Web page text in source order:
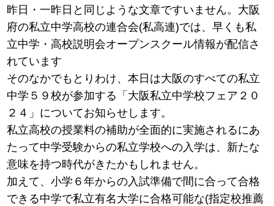
昨日・一昨日と同じような文章ですいません。大阪
府の私立中学高校の連合会(私高連)では、早くも私
立中学・高校説明会オープンスクール情報が配信さ
れています
そのなかでもとりわけ、本日は大阪のすべての私立
中学５９校が参加する「大阪私立中学校フェア２０
２４」についてお知らせします。
私立高校の授業料の補助が全面的に実施されるにあ
たって中学受験からの私立学校への入学は、新たな
意味を持つ時代がきたかもしれません。
加えて、小学６年からの入試準備で間に合って合格
できる中学で私立有名大学に合格可能な(指定校推薦